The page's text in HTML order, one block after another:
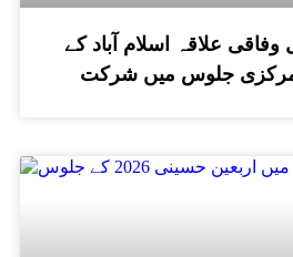
علاقہ اسلام آباد کے
جلوس میں شرکت